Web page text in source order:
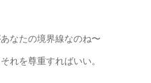
なたの境界線なのね〜
れを尊重すればいい。